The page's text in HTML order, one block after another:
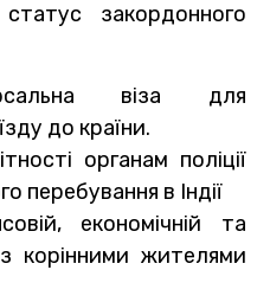
закордонного
віза для
до країни.
органам поліції
перебування в Індії
економічній та
корінними жителями